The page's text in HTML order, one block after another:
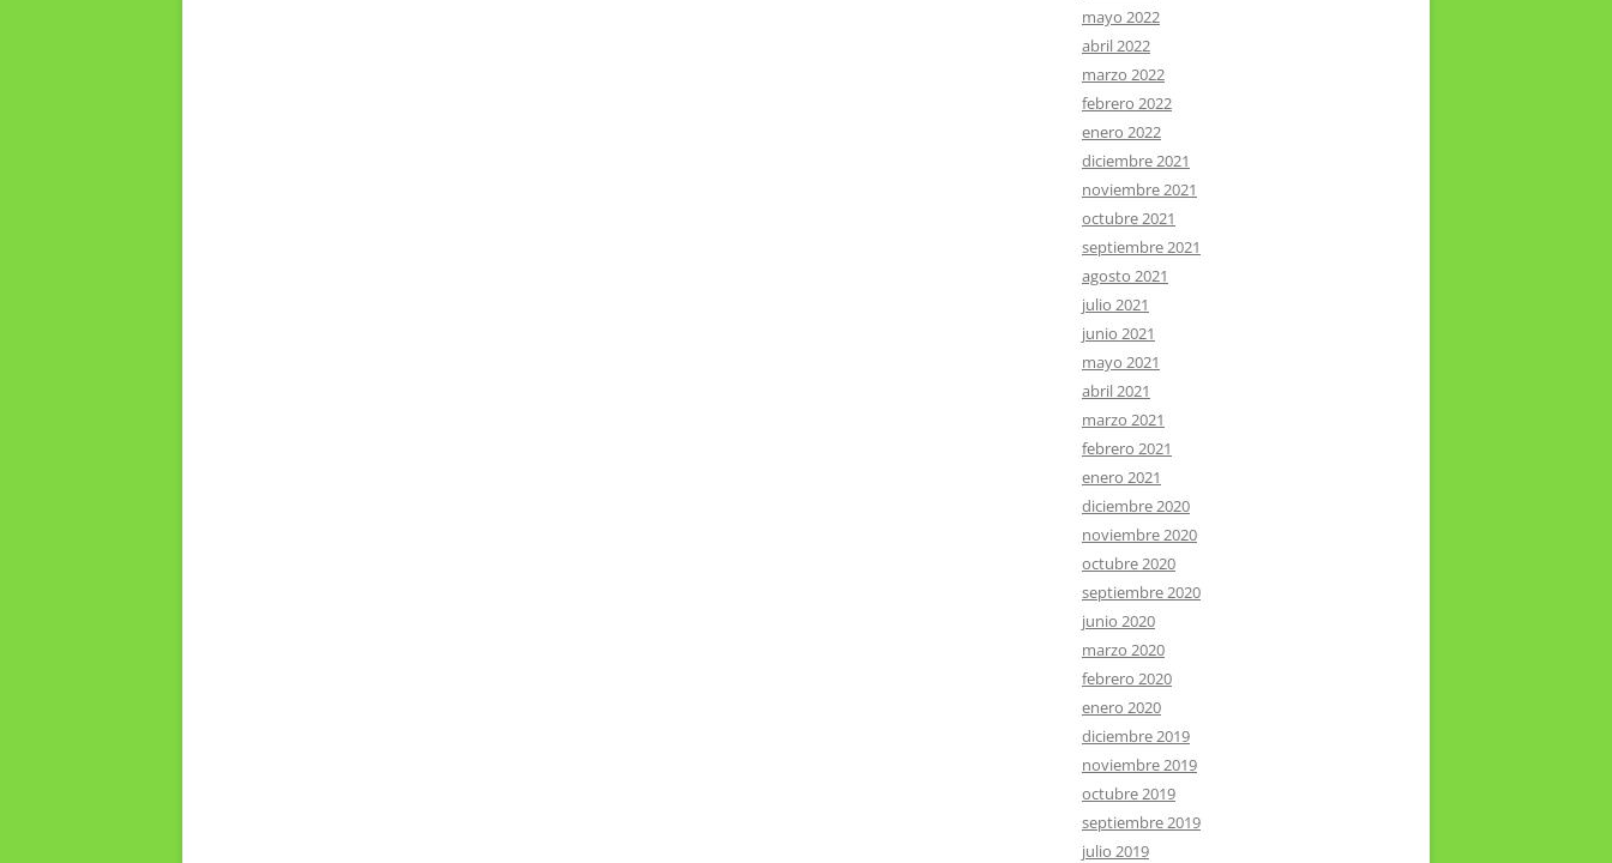
mayo 2022
abril 2022
marzo 2022
febrero 2022
enero 2022
diciembre 2021
noviembre 2021
octubre 2021
septiembre 2021
agosto 2021
julio 2021
junio 2021
mayo 2021
abril 2021
marzo 2021
febrero 2021
enero 2021
diciembre 2020
noviembre 2020
octubre 2020
septiembre 2020
junio 2020
marzo 2020
febrero 2020
enero 2020
diciembre 2019
noviembre 2019
octubre 2019
septiembre 2019
julio 2019